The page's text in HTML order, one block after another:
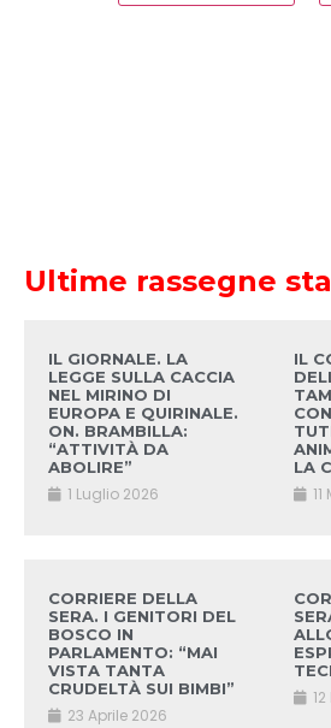
Ultime rassegne
IL GIORNALE. LA
LEGGE SULLA CACCIA
NEL MIRINO DI
EUROPA E QUIRINALE.
ON. BRAMBILLA:
“ATTIVITÀ DA
ABOLIRE”
1 Luglio 2026
IL
LA
CORRIERE DELLA
SERA. I GENITORI DEL
BOSCO IN
PARLAMENTO: “MAI
VISTA TANTA
CRUDELTÀ SUI BIMBI”
23 Aprile 2026